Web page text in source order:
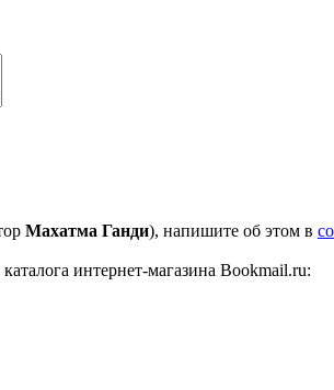
Махатма Ганди), напишите об этом в
интернет-магазина Bookmail.ru: